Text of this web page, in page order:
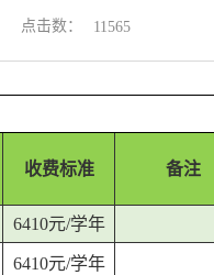
点击数： 11565
收费标准 备注
6410元/学年
6410元/学年